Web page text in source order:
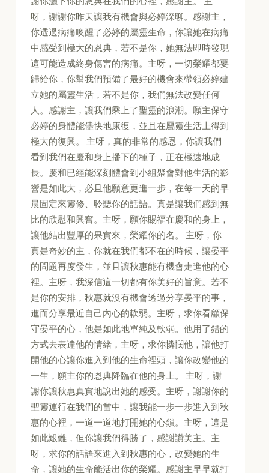
呀，謝謝你昨天讓我有機會與必婷深聊。感謝主，
你透過病痛喚醒了必婷的屬靈生命，你讓她在病痛
中感受到極大的恩典，若不是你，她無法即時發現
這可能造成終身傷害的病痛。主呀，一切榮耀都要
歸給你，你幫我們預備了最好的機會來帶領必婷建
立她的屬靈生活，若不是你，我們無法改變任何
人。感謝主，讓我們乘上了聖靈的浪潮。願主保守
必婷的身體能儘快地康復，並且在屬靈生活上得到
極大的復興。 主呀，真的非常的感恩，你讓我們
看到我們在慶和身上播下的種子，正在極速地成
長。慶和已經能深刻體會到小組聚會對他生活的影
響是如此大，必且他願意更進一步，在每一天的早
晨固定來靈修、聆聽你的話語。真是讓我們感到無
比的欣慰和興奮。主呀，願你賜福在慶和的身上，
讓他結出豐厚的果實來，榮耀你的名。 主呀，你
真是奇妙的主，你就在我們都不在的時候，讓晏平
的問題再度發生，並且讓秋惠能有機會走進他的心
裡。主呀，我深信這一切都有你美好的旨意。若不
是你的安排，秋惠就沒有機會透過分享晏平的事，
進而分享最近自己內心的軟弱。主呀，求你看顧保
守晏平的心，他是如此地單純及軟弱。他用了錯的
方式去表達他的情緒，主呀，求你憐憫他，讓他打
開他的心讓你進入到他的生命裡頭，讓你改變他的
一生，願主你的恩典降臨在他的身上。 主呀，謝
謝你讓秋惠真實地說出她的感受。主呀，謝謝你的
聖靈運行在我們的當中，讓我能一步一步進入到秋
惠的心裡，一道一道地打開她的心鎖。主呀，這是
如此艱難，但你讓我們得勝了，感謝讚美主。主
呀，求你的話語來進入到秋惠的心，改變她的生
命，讓她的生命能活出你的榮耀。感謝主早早就打